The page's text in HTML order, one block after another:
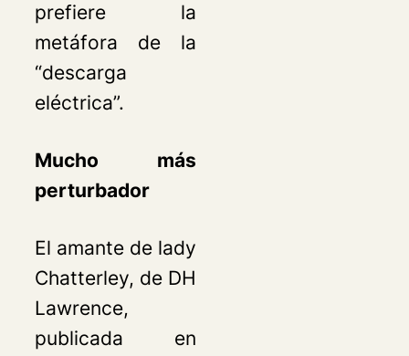
prefiere la
metáfora de la
“descarga
eléctrica”.
Mucho más
perturbador
El amante de lady
Chatterley, de DH
Lawrence,
publicada en